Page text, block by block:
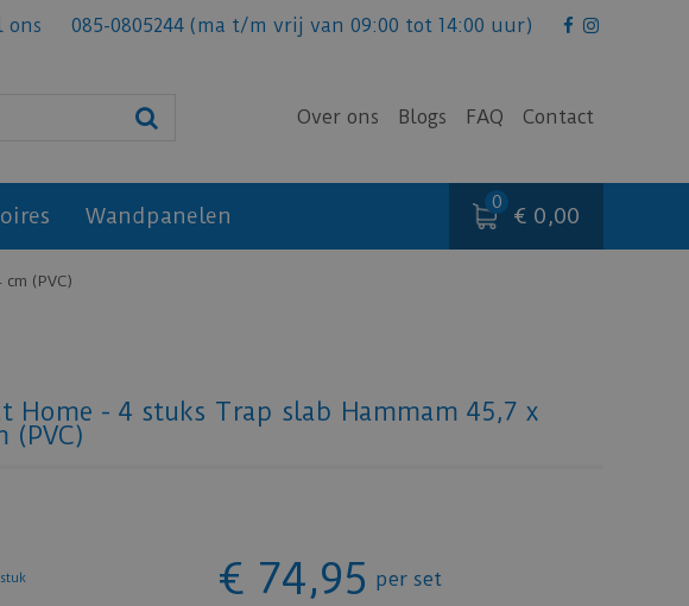
(PVC)
ons 085-0805244 (ma t/m vrij van 09:00 tot 14:00 uur)
Over ons Blogs FAQ Contact
Wandpanelen € 0,00
Home - 4 stuks Trap slab Hammam 45,7 x
(PVC)
€ 74,95 per set